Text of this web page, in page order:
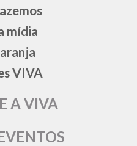
mídia
VIVA
A VIVA